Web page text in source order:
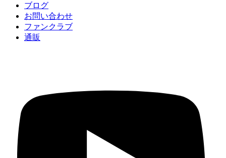
ブログ
お問い合わせ
ファンクラブ
通販